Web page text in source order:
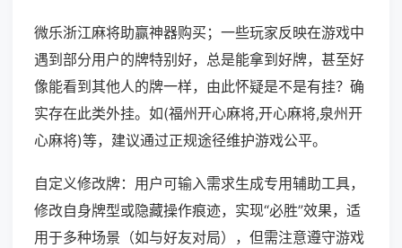
微乐浙江麻将助赢神器购买；一些玩家反映在游戏中
遇到部分用户的牌特别好，总是能拿到好牌，甚至好
像能看到其他人的牌一样，由此怀疑是不是有挂？确
实存在此类外挂。如(福州开心麻将,开心麻将,泉州开
心麻将)等，建议通过正规途径维护游戏公平。
自定义修改牌：用户可输入需求生成专用辅助工具，
修改自身牌型或隐藏操作痕迹，实现“必胜”效果，适
用于多种场景（如与好友对局），但需注意遵守游戏